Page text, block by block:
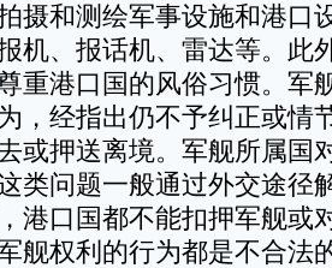
摄和测绘军事设施和港口
机、报话机、雷达等。此
重港口国的风俗习惯。军
，经指出仍不予纠正或情
或押送离境。军舰所属国
类问题一般通过外交途径
港口国都不能扣押军舰或
舰权利的行为都是不合法